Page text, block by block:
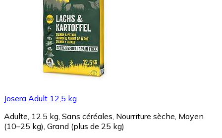
Josera Adult 12,5 kg
Adulte, 12.5 kg, Sans céréales, Nourriture sèche, Moyen
(10–25 kg), Grand (plus de 25 kg)